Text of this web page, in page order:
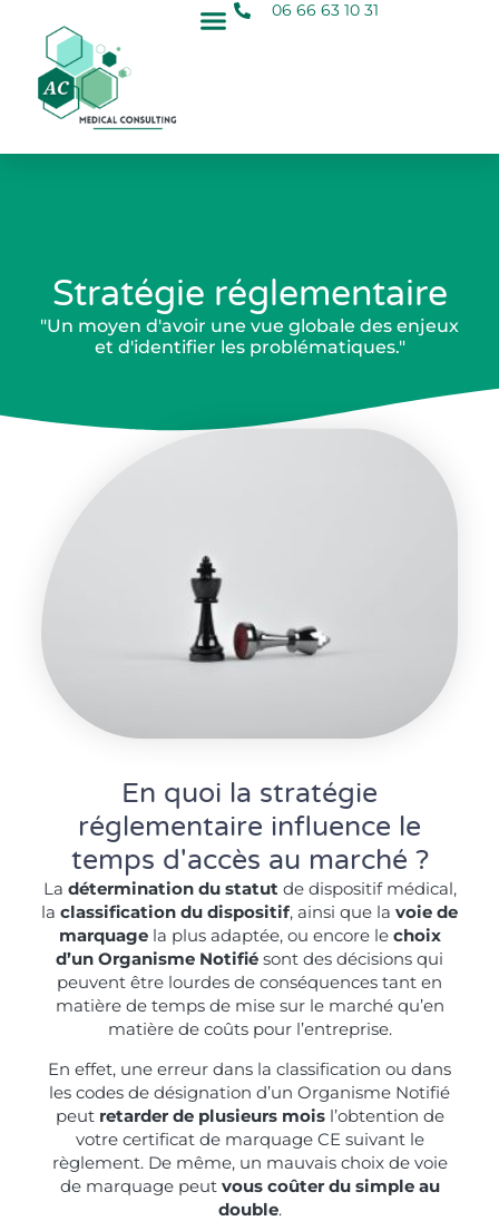
06 66 63 10 31
Stratégie réglementaire
"Un moyen d'avoir une vue globale des enjeux
et d'identifier les problématiques."
En quoi la stratégie
réglementaire influence le
temps d'accès au marché ?
La détermination du statutde dispositif médical,
la classification du dispositif, ainsi que la voie de
marquagela plus adaptée, ou encore le choix
d’un Organisme Notifié sont des décisions qui
peuvent être lourdes de conséquences tant en
matière de temps de mise sur le marché qu’en
matière de coûts pour l’entreprise.
En effet, une erreur dans la classification ou dans
les codes de désignation d’un Organisme Notifié
peut retarder de plusieurs moisl’obtention de
votre certificat de marquage CE suivant le
règlement. De même, un mauvais choix de voie
de marquage peut vous coûter du simple au
double.